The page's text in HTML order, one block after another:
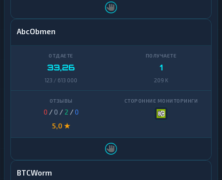
AbcObmen
33,26
123 / 613 000
1
209 K
0 / 0 / 2 /0
5,0 ★
BTCWorm